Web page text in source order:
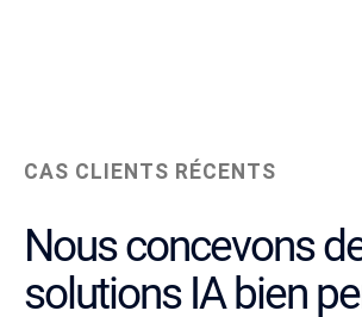
CAS CLIENTS RÉCENTS
Nous concevons
solutions IA bien